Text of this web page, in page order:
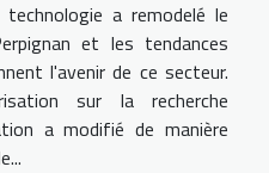
a remodelé le
et les tendances
l'avenir de ce secteur.
sur la recherche
a modifié de manière